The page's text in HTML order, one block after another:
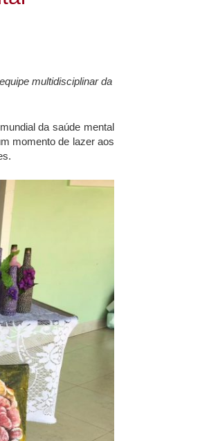
multidisciplinar da
da saúde mental
momento de lazer aos